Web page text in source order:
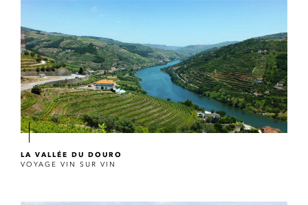
LA VALLÉE DU DOURO
VOYAGE VIN SUR VIN